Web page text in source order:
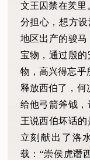
文王囚禁在羑里
分担心，想方
地区出产的骏
宝物，通过殷
物，高兴得忘乎
释放西伯了，何
给他弓箭斧钺
王说西伯坏话
立刻献出了洛
载：“崇侯虎谮